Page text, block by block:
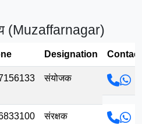
जय जय शयम जय जय शयम
(Muzaffarnagar)
Designation Contact
संयोजक
संरक्षक